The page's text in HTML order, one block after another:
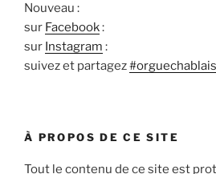
Nouveau :
sur Facebook:
sur Instagram :
suivez et partagez#orguechablais
À PROPOS DE CE SITE
Tout le contenu de ce site est